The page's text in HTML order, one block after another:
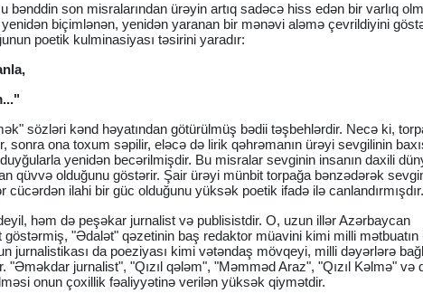
son misralarından ürəyin artıq sadəcə hiss edən bir varlıq
yenidən biçimlənən, yenidən yaranan bir mənəvi aləmə çevrildiyini
poetik kulminasiyası təsirini yaradır:
sözləri kənd həyatından götürülmüş bədii təşbehlərdir. Necə ki,
sonra ona toxum səpilir, eləcə də lirik qəhrəmanın ürəyi sevgilinin
yenidən becərilmişdir. Bu misralar sevginin insanın daxili
qüvvə olduğunu göstərir. Şair ürəyi münbit torpağa bənzədərək
ilahi bir güc olduğunu yüksək poetik ifadə ilə canlandırmışdır.
həm də peşəkar jurnalist və publisistdir. O, uzun illər Azərbaycan
göstərmiş, "Ədalət" qəzetinin baş redaktor müavini kimi milli mətbuatın
jurnalistikası da poeziyası kimi vətəndaş mövqeyi, milli dəyərlərə
jurnalist", "Qızıl qələm", "Məmməd Araz", "Qızıl Kəlmə" və
onun çoxillik fəaliyyətinə verilən yüksək qiymətdir.